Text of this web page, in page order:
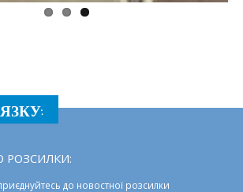
РОЗСИЛКИ:
до новостної розсилки